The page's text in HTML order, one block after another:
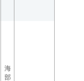
海
部